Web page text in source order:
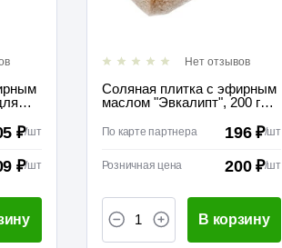
₽/шт
₽/шт
Нет отзывов
Соляная плитка с эфирным
маслом "Эвкалипт", 200 г
штучки"
По карте партнера 196 ₽/шт
Розничная цена 200 ₽/шт
В корзину